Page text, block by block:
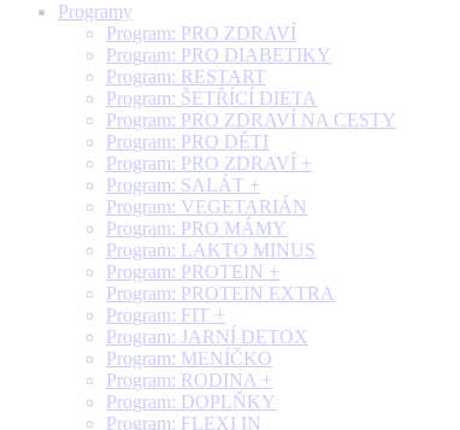
Programy
Program: PRO ZDRAVÍ
Program: PRO DIABETIKY
Program: RESTART
Program: ŠETŘÍCÍ DIETA
Program: PRO ZDRAVÍ NA CESTY
Program: PRO DĚTI
Program: PRO ZDRAVÍ +
Program: SALÁT +
Program: VEGETARIÁN
Program: PRO MÁMY
Program: LAKTO MINUS
Program: PROTEIN +
Program: PROTEIN EXTRA
Program: FIT +
Program: JARNÍ DETOX
Program: MENÍČKO
Program: RODINA +
Program: DOPLŇKY
Program: FLEXI IN